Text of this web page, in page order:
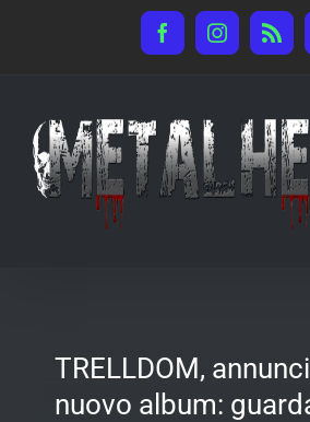
FacebookInstagram
Rss
TRELLDOM,
nuovo album: